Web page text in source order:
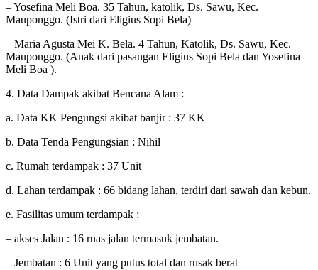
– Yosefina Meli Boa. 35 Tahun, katolik, Ds. Sawu, Kec.
Mauponggo. (Istri dari Eligius Sopi Bela)
– Maria Agusta Mei K. Bela. 4 Tahun, Katolik, Ds. Sawu, Kec.
Mauponggo. (Anak dari pasangan Eligius Sopi Bela dan Yosefina
Meli Boa ).
4. Data Dampak akibat Bencana Alam :
a. Data KK Pengungsi akibat banjir : 37 KK
b. Data Tenda Pengungsian : Nihil
c. Rumah terdampak : 37 Unit
d. Lahan terdampak : 66 bidang lahan, terdiri dari sawah dan kebun.
e. Fasilitas umum terdampak :
– akses Jalan : 16 ruas jalan termasuk jembatan.
– Jembatan : 6 Unit yang putus total dan rusak berat